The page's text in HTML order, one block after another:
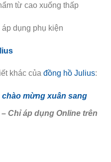
từ cao xuống thấp
dụng phụ kiện
khác của đồng hồ Julius:
mừng xuân sang
Chỉ áp dụng Online trên